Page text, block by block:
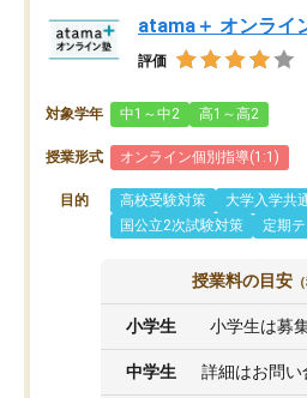
atama＋ オンライ
評価
対象学年 中1～中2 高1～高2
授業形式 オンライン個別指導(1:1)
目的 高校受験対策
大学入学共
国公立2次試験対策
定期
授業料の目安
小学生 小学生は募
中学生 詳細はお問